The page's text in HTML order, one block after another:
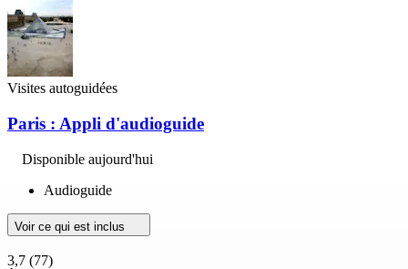
Visites autoguidées
Paris : Appli d'audioguide
Disponible aujourd'hui
Audioguide
Voir ce qui est inclus
3,7 (77)